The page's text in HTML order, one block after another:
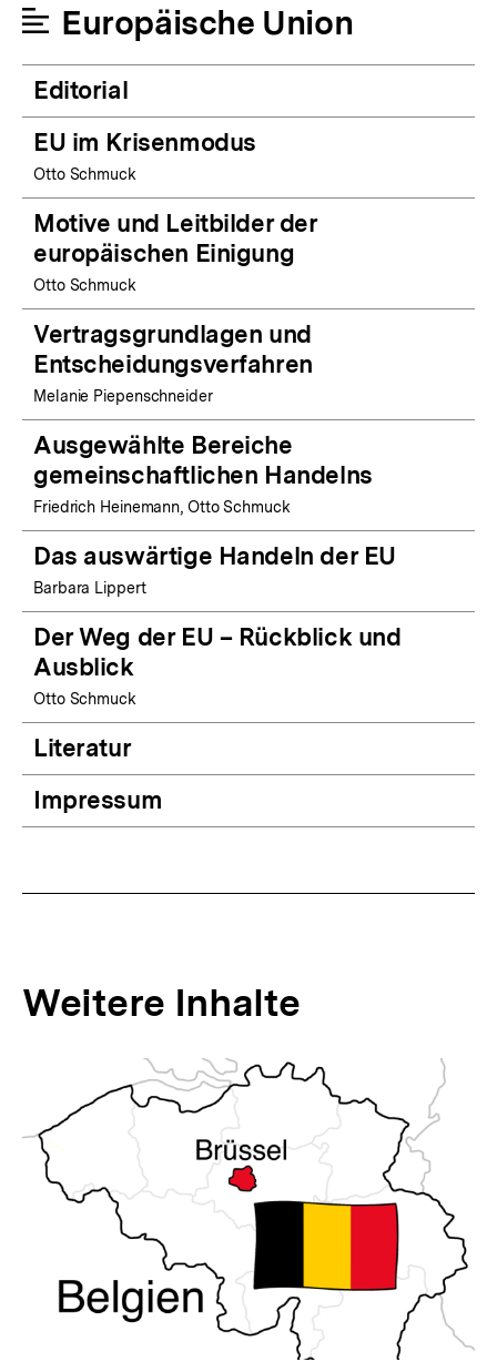
Europäische Union
Editorial
EU im Krisenmodus
Otto Schmuck
Motive und Leitbilder der
europäischen Einigung
Otto Schmuck
Vertragsgrundlagen und
Entscheidungsverfahren
Melanie Piepenschneider
Ausgewählte Bereiche
gemeinschaftlichen Handelns
Friedrich Heinemann, Otto Schmuck
Das auswärtige Handeln der EU
Barbara Lippert
Der Weg der EU – Rückblick und
Ausblick
Otto Schmuck
Literatur
Impressum
Weitere Inhalte
Inhaltskarousell
weitere
Inhalte
Inhaltskarussell
überspringen